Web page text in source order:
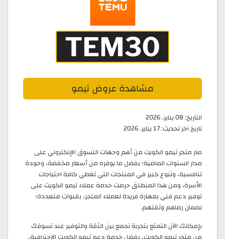
مشاهدة عروض تيمو
التاريخ:08 يناير, 2026
تاريخ آخر تحديث:17 يناير, 2026
صار متجر تيمو الكويت من أهم وجهات التسوق الإلكتروني على
مدار السنوات الماضية؛ بفضل ما يوفره من أسعار مخفضة، وجودة
تنافسية، وتنوع كبير في المنتجات التي تغطي كافة احتياجات
الأسرة، ومن هذا المنطلق حرصت خدمة عملاء تيمو الكويت على
توفير دعم فني بمهارة فريدة لعملاء المتجر، بقنوات متعددة؛
لضمان رضاهم وثقتهم.
بإمكانك الآن التمتع بتجربة تجمع بين الثقة والتوفير عند تسوقك